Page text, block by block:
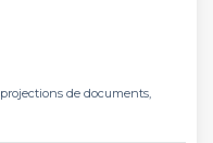
de documents,